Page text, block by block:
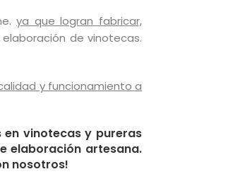
ya que logran fabricar,
de vinotecas.
y funcionamiento a
en vinotecas y pureras
elaboración artesana.
nosotros!